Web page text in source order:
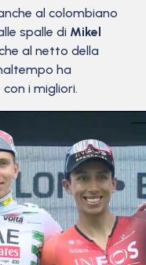
al colombiano
spalle di Mikel
al netto della
ha
i migliori.